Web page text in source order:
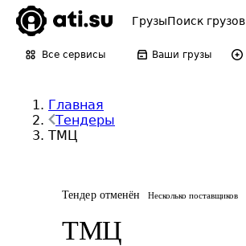
ГрузыПоиск грузов
Все сервисы Ваши грузы
Главная
Тендеры
ТМЦ
Тендер отменён Несколько поставщиков
ТМЦ